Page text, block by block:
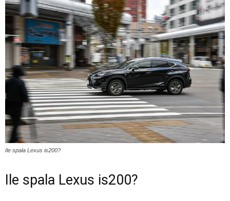
Ile spala Lexus is200?
Ile spala Lexus is200?